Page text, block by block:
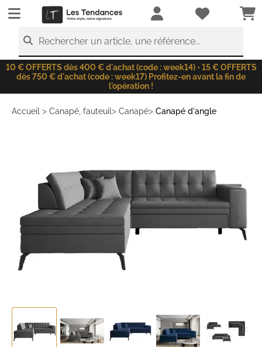
LesTendances.fr
Rechercher un article, une référence...
10 € OFFERTS dès 400 € d'achat (code : week14) • 15 € OFFERTS
dès 750 € d'achat (code : week17) Profitez-en avant la fin de
l'opération !
Accueil > Canapé, fauteuil > Canapé> Canapé d'angle